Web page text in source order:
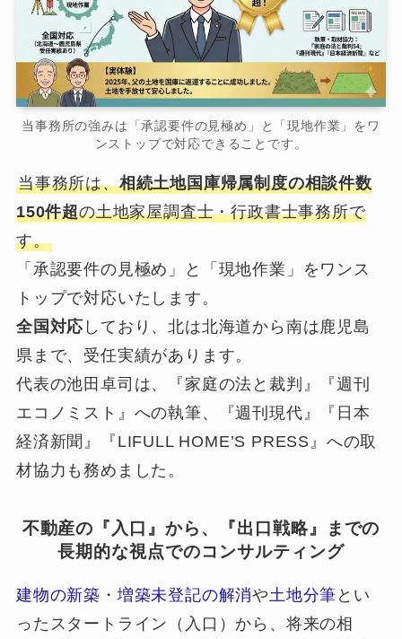
当事務所の強みは「承認要件の見極め」と「現地作業」をワ
ンストップで対応できることです。
当事務所は、相続土地国庫帰属制度の相談件数
150件超の土地家屋調査士・行政書士事務所で
す。
「承認要件の見極め」と「現地作業」をワンス
トップで対応いたします。
全国対応 しており、北は北海道から南は鹿児島
県まで、受任実績があります。
代表の池田卓司は、『家庭の法と裁判』『週刊
エコノミスト』への執筆、『週刊現代』『日本
経済新聞』『LIFULL HOME’S PRESS』への取
材協力も務めました。
不動産の『入口』から、『出口戦略』までの
長期的な視点でのコンサルティング
建物の新築 ・ 増築未登記の解消や 土地分筆 とい
ったスタートライン（入口）から、将来の相